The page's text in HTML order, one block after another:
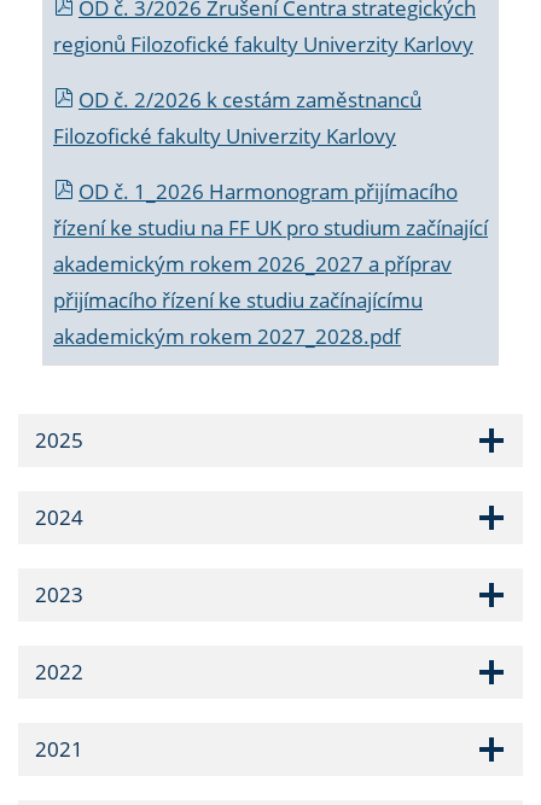
OD č. 3/2026 Zrušení Centra strategických
regionů Filozofické fakulty Univerzity Karlovy
OD č. 2/2026 k cestám zaměstnanců
Filozofické fakulty Univerzity Karlovy
OD č. 1_2026 Harmonogram přijímacího
řízení ke studiu na FF UK pro studium začínající
akademickým rokem 2026_2027 a příprav
přijímacího řízení ke studiu začínajícímu
akademickým rokem 2027_2028.pdf
2025
2024
2023
2022
2021